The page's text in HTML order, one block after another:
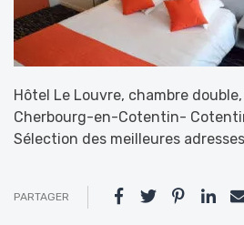
Hôtel Le Louvre, chambre
Cherbourg-en-Cotentin-
Sélection des meilleures adresses
PARTAGER